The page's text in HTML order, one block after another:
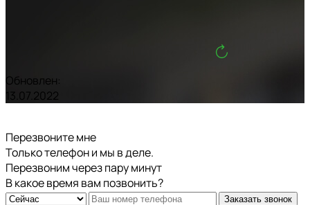
Обновлен:
13.07.2022
Перезвоните мне
Только телефон и мы в деле.
Перезвоним через пару минут
В какое время вам позвонить?
Заказать звонок